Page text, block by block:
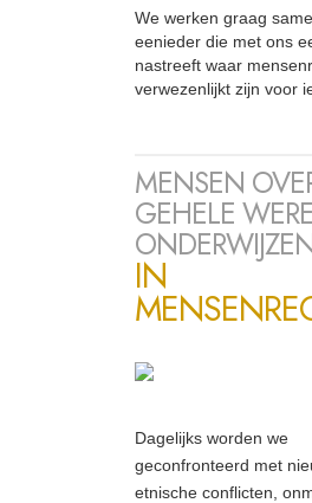
We werken graag
eenieder die met ons
nastreeft waar
verwezenlijkt zijn voor
MENSEN
GEHELE
IN
Dagelijks worden we
geconfronteerd met
etnische conflicten,